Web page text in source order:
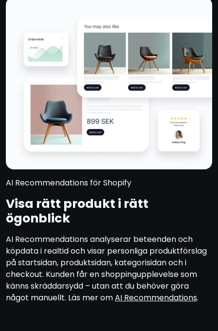
AI Recommendations för Shopify
Visa rätt produkt i rätt
ögonblick
AI Recommendations analyserar beteenden och
köpdata i realtid och visar personliga produktförslag
på startsidan, produktsidan, kategorisidan och i
checkout. Kunden får en shoppingupplevelse som
känns skräddarsydd – utan att du behöver göra
något manuellt. Läs mer omAI Recommendations.